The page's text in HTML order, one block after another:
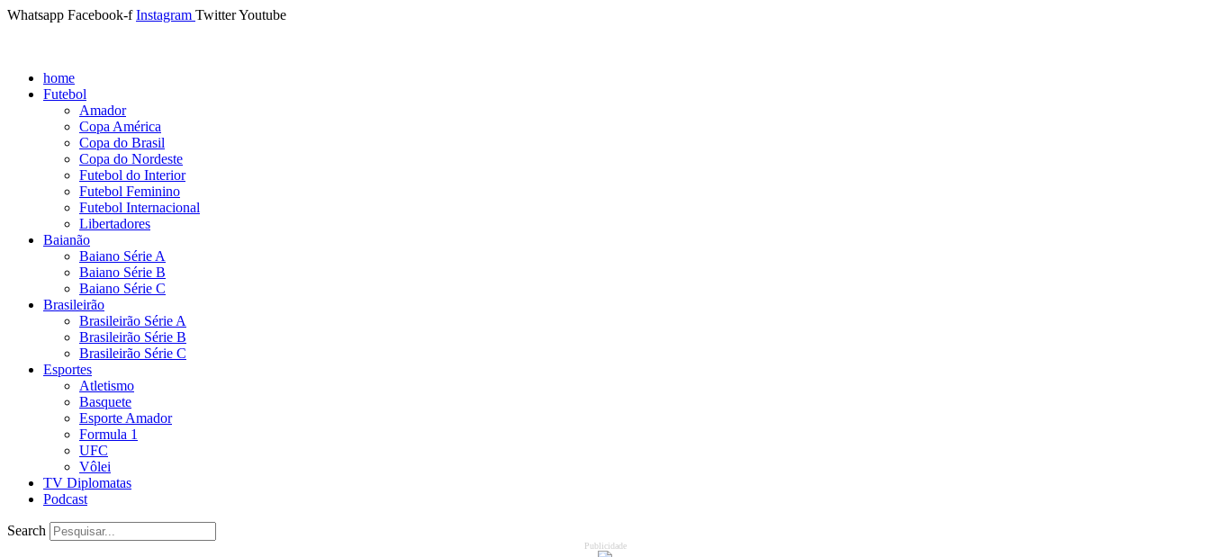
Whatsapp Facebook-f Instagram TwitterYoutube
home
Futebol
Amador
Copa América
Copa do Brasil
Copa do Nordeste
Futebol do Interior
Futebol Feminino
Futebol Internacional
Libertadores
Baianão
Baiano Série A
Baiano Série B
Baiano Série C
Brasileirão
Brasileirão Série A
Brasileirão Série B
Brasileirão Série C
Esportes
Atletismo
Basquete
Esporte Amador
Formula 1
UFC
Vôlei
TV Diplomatas
Podcast
Search
Publicidade